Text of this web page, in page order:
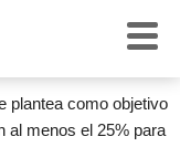
plantea como objetivo
al menos el 25% para